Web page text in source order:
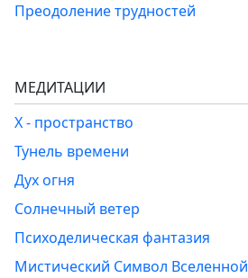
Преодоление трудностей
МЕДИТАЦИИ
Х - пространство
Тунель времени
Дух огня
Солнечный ветер
Психоделическая фантазия
Мистический Символ Вселенной